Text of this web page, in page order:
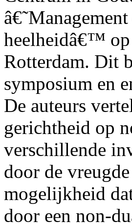
heelheidâ€™ op
Rotterdam. Dit
symposium en
De auteurs
gerichtheid op
verschillende
door de
mogelijkheid
door een non-